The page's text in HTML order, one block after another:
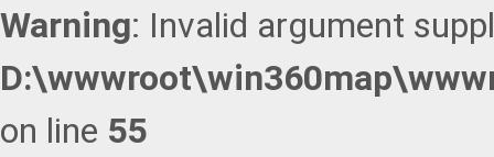
Warning: Invalid argument
on line 55